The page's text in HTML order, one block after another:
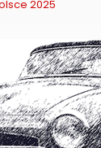
2025